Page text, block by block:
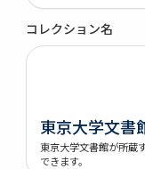
コレクション名
東京大学文書
東京大学文書館が所蔵
できます。